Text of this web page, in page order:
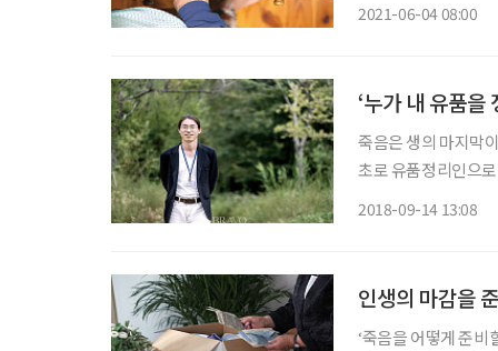
2021-06-04 08:00
‘누가 내 유품을
죽음은 생의 마지막
초로 유품정리인으
2018-09-14 13:08
인생의 마감을
‘죽음을 어떻게 준비